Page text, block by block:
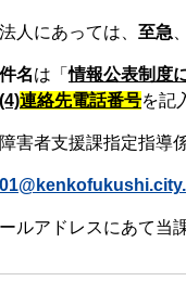
人にあっては、 至急
件名は「情報公表制度
(4)連絡先電話番号を記
害者支援課指定指導
ルアドレスにあて当